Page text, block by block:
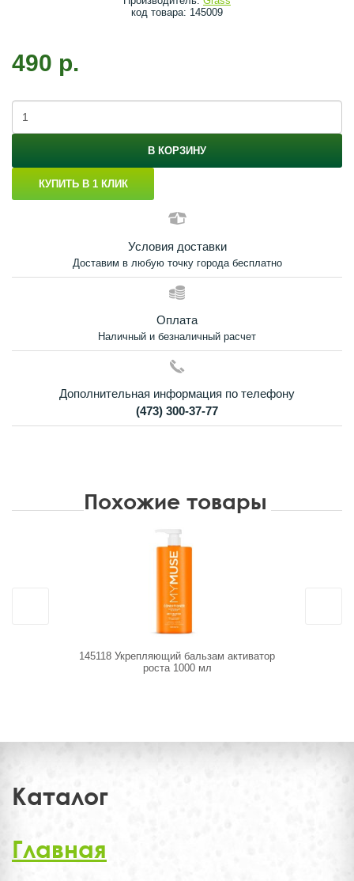
код товара: 145009
490 р.
В КОРЗИНУ
КУПИТЬ В 1 КЛИК
Условия доставки
Доставим в любую точку города бесплатно
Оплата
Наличный и безналичный расчет
Дополнительная информация по телефону
(473) 300-37-77
Похожие товары
145118 Укрепляющий бальзам активатор
роста 1000 мл
Каталог
Главная